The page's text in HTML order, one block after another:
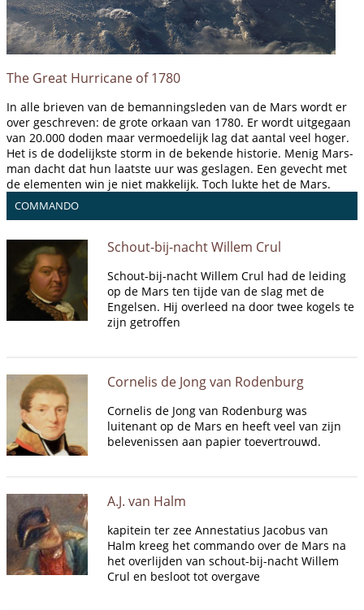
The Great Hurricane of 1780
In alle brieven van de bemanningsleden van de Mars wordt er
over geschreven: de grote orkaan van 1780. Er wordt uitgegaan
van 20.000 doden maar vermoedelijk lag dat aantal veel hoger.
Het is de dodelijkste storm in de bekende historie. Menig Mars-
man dacht dat hun laatste uur was geslagen. Een gevecht met
de elementen win je niet makkelijk. Toch lukte het de Mars.
COMMANDO
Schout-bij-nacht Willem Crul
Schout-bij-nacht Willem Crul had de leiding
op de Mars ten tijde van de slag met de
Engelsen. Hij overleed na door twee kogels te
zijn getroffen
Cornelis de Jong van Rodenburg
Cornelis de Jong van Rodenburg was
luitenant op de Mars en heeft veel van zijn
belevenissen aan papier toevertrouwd.
A.J. van Halm
kapitein ter zee Annestatius Jacobus van
Halm kreeg het commando over de Mars na
het overlijden van schout-bij-nacht Willem
Crul en besloot tot overgave